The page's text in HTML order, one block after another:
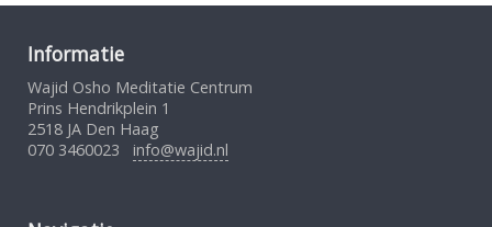
Informatie
Wajid Osho Meditatie Centrum
Prins Hendrikplein 1
2518 JA Den Haag
070 3460023 info@wajid.nl